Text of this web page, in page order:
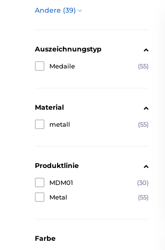
Andere (39)
Auszeichnungstyp
Medaile (55)
Material
metall (55)
Produktlinie
MDM01
(30)
Metal
(55)
Farbe